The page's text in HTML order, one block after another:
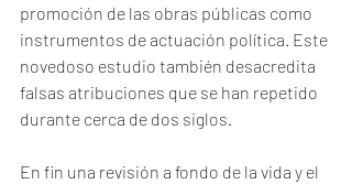
promoción de las obras públicas como
instrumentos de actuación política. Este
novedoso estudio también desacredita
falsas atribuciones que se han repetido
durante cerca de dos siglos.
En fin una revisión a fondo de la vida y el